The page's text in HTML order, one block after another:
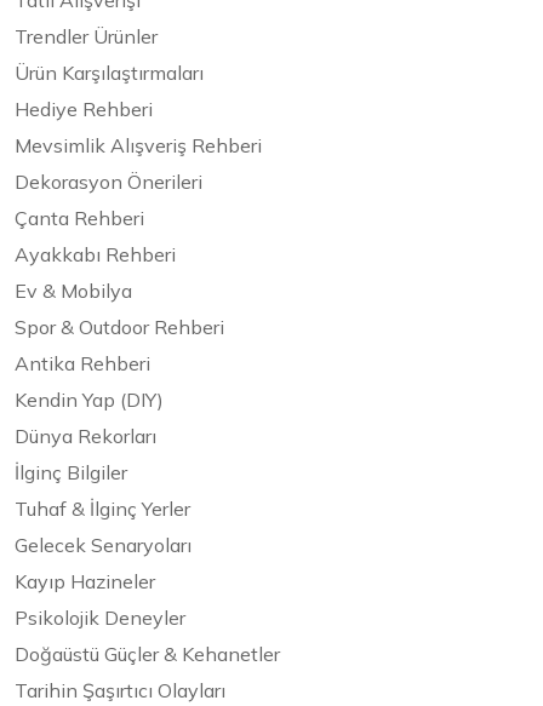
Trendler Ürünler
Ürün Karşılaştırmaları
Hediye Rehberi
Mevsimlik Alışveriş Rehberi
Dekorasyon Önerileri
Çanta Rehberi
Ayakkabı Rehberi
Ev & Mobilya
Spor & Outdoor Rehberi
Antika Rehberi
Kendin Yap (DIY)
Dünya Rekorları
İlginç Bilgiler
Tuhaf & İlginç Yerler
Gelecek Senaryoları
Kayıp Hazineler
Psikolojik Deneyler
Doğaüstü Güçler & Kehanetler
Tarihin Şaşırtıcı Olayları